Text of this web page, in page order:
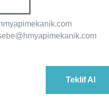
Teklif Al